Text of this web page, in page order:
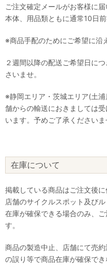
ご注文確定メールがお客様に
本体、用品類ともに通常10日
※商品手配のためにご希望に沿
２週間以降の配送ご希望日に
さいませ。
※静岡エリア・茨城エリア(土
舗からの輸送におきましては
います。予めご了承くださいま
在庫について
掲載している商品はご注文後
店舗のサイクルスポット及び
在庫が確保できる場合のみ、
す。
商品の製造中止、店舗にて売
の誤り等で商品在庫が確保で